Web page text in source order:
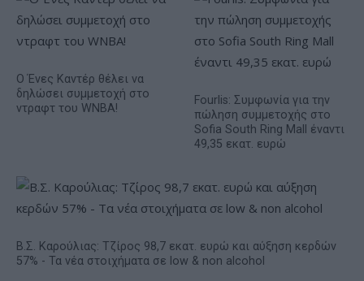
Ο Ένες Καντέρ θέλει να
δηλώσει συμμετοχή στο
ντραφτ του WNBA!
Fourlis: Συμφωνία για την
πώληση συμμετοχής στο
Sofia South Ring Mall έναντι
49,35 εκατ. ευρώ
Β.Σ. Καρούλιας: Τζίρος 98,7 εκατ. ευρώ και αύξηση κερδών
57% - Τα νέα στοιχήματα σε low & non alcohol